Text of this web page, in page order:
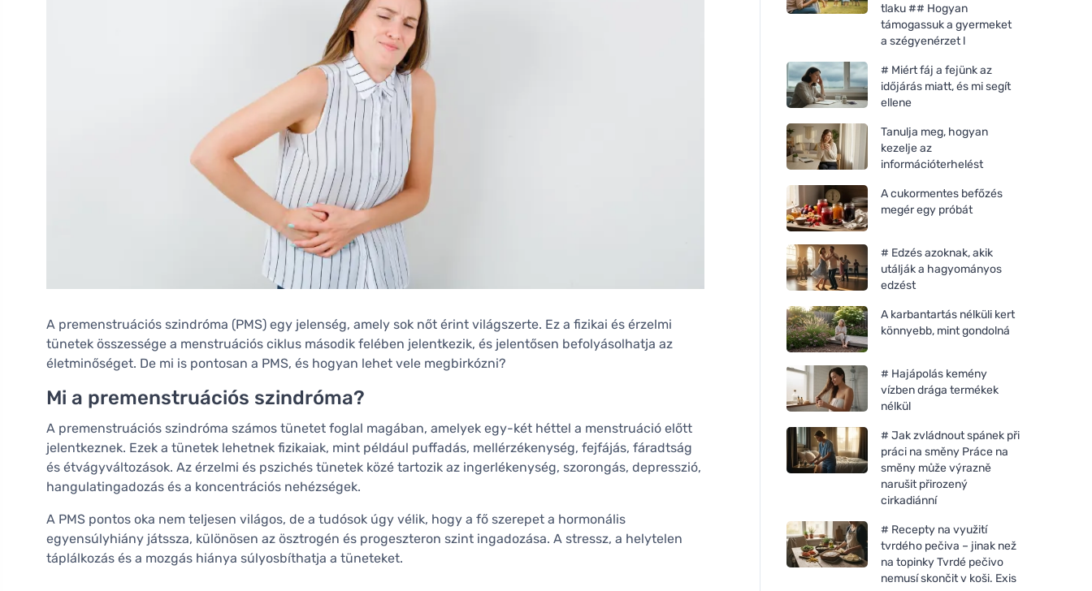
A premenstruációs szindróma (PMS) egy jelenség, amely sok nőt érint világszerte. Ez a fizikai és érzelmi
tünetek összessége a menstruációs ciklus második felében jelentkezik, és jelentősen befolyásolhatja az
életminőséget. De mi is pontosan a PMS, és hogyan lehet vele megbirkózni?
Mi a premenstruációs szindróma?
A premenstruációs szindróma számos tünetet foglal magában, amelyek egy-két héttel a menstruáció előtt
jelentkeznek. Ezek a tünetek lehetnek fizikaiak, mint például puffadás, mellérzékenység, fejfájás, fáradtság
és étvágyváltozások. Az érzelmi és pszichés tünetek közé tartozik az ingerlékenység, szorongás, depresszió,
hangulatingadozás és a koncentrációs nehézségek.
A PMS pontos oka nem teljesen világos, de a tudósok úgy vélik, hogy a fő szerepet a hormonális
egyensúlyhiány játssza, különösen az ösztrogén és progeszteron szint ingadozása. A stressz, a helytelen
táplálkozás és a mozgás hiánya súlyosbíthatja a tüneteket.
tlaku ## Hogyan
támogassuk a gyermeket
a szégyenérzet l
# Miért fáj a fejünk az
időjárás miatt, és mi segít
ellene
Tanulja meg, hogyan
kezelje az
információterhelést
A cukormentes befőzés
megér egy próbát
# Edzés azoknak, akik
utálják a hagyományos
edzést
A karbantartás nélküli kert
könnyebb, mint gondolná
# Hajápolás kemény
vízben drága termékek
nélkül
# Jak zvládnout spánek při
práci na směny Práce na
směny může výrazně
narušit přirozený
cirkadiánní
# Recepty na využití
tvrdého pečiva – jinak než
na topinky Tvrdé pečivo
nemusí skončit v koši. Exis